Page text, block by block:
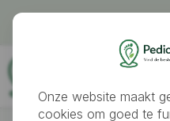
Onze website maakt
cookies om goed te